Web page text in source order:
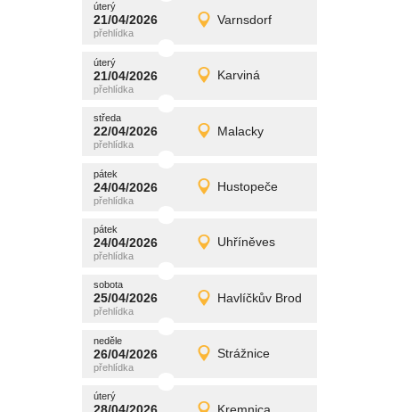
úterý
21/04/2026 Varnsdorf
úterý
21/04/2026 Detail
promítání
úterý
21/04/2026 Karviná
úterý
21/04/2026 Detail
promítání
středa
22/04/2026 Malacky
středa
22/04/2026 Detail
promítání
pátek
24/04/2026 Hustopeče
pátek
24/04/2026 Detail
promítání
pátek
24/04/2026 Uhříněves
pátek
24/04/2026 Detail
promítání
sobota
25/04/2026 Havlíčkův Brod
sobota
25/04/2026 Detail
promítání
neděle
26/04/2026 Strážnice
neděle
26/04/2026 Detail
promítání
úterý promítání